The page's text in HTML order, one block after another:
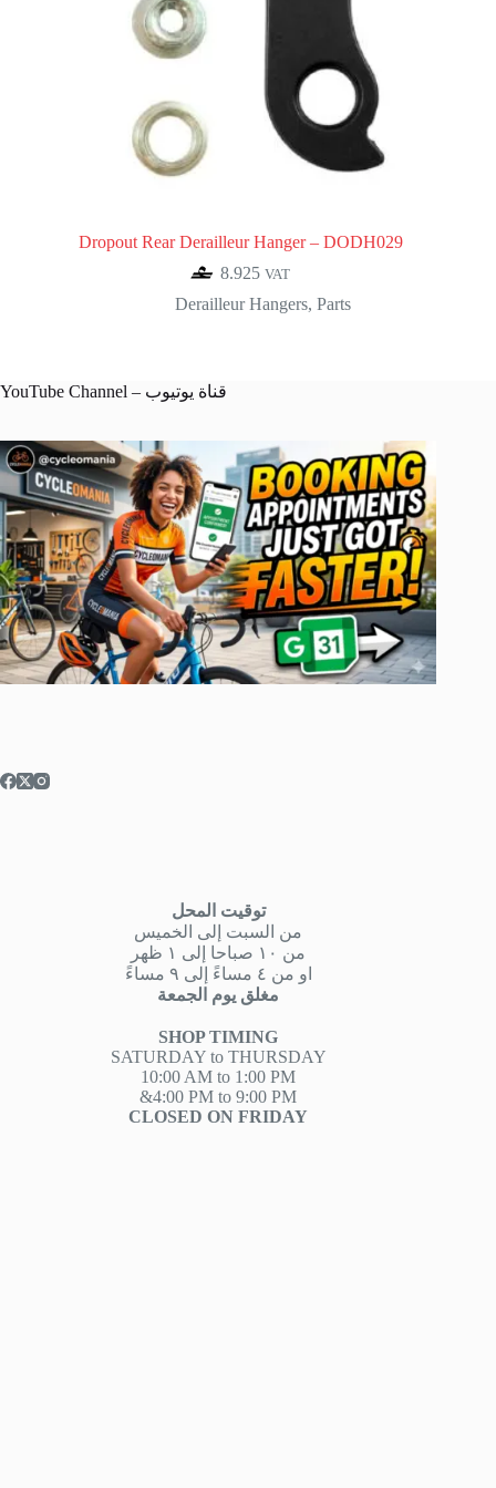
Dropout Rear Derailleur Hanger – DODH029
8.925 VAT
Derailleur Hangers, Parts
YouTube Channel – قناة يوتيوب
توقيت المحل
من السبت إلى الخميس
من ١٠ صباحا إلى ١ ظهر
او من ٤ مساءً إلى ٩ مساءً
مغلق يوم الجمعة
SHOP TIMING
SATURDAY to THURSDAY
10:00 AM to 1:00 PM
&4:00 PM to 9:00 PM
CLOSED ON FRIDAY